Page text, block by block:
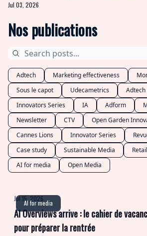
Jul 03, 2026
Nos publications
Adtech Marketing effectiveness
Sous le capot
Udecametrics
Adtech
Innovators Series
IA Adform
Newsletter
CTV
Open Garden
Cannes Lions
Innovator Series
Case study
Sustainable Media
AI for media
Open Media
AI for media
Jul 15, 2026
AI Overviews arrive : le cahier de
pour préparer la rentrée